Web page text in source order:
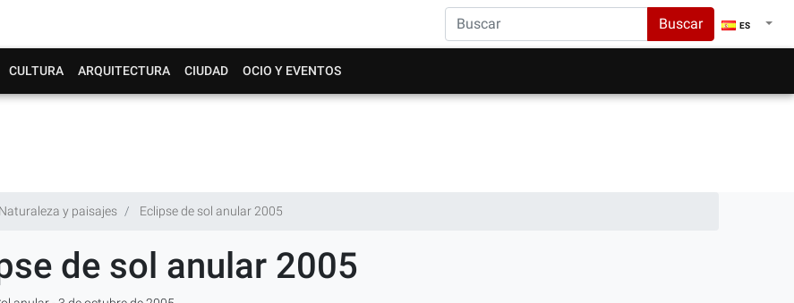
Buscar ES
CULTURA ARQUITECTURA CIUDAD OCIO Y EVENTOS
Naturaleza y paisajes Eclipse de sol anular 2005
de sol anular 2005